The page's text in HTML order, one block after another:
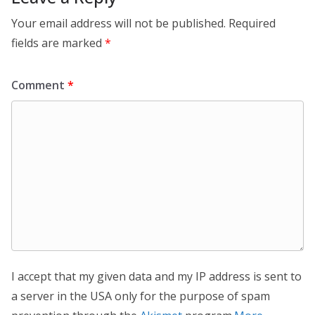
Your email address will not be published. Required
fields are marked *
Comment *
I accept that my given data and my IP address is sent to
a server in the USA only for the purpose of spam